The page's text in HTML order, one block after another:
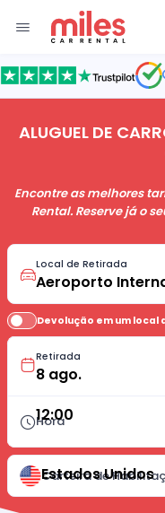
ALUGUEL DE
Encontre as melhores
Rental. Reserve já o
Local de Retirada
Devolução em um local
Retirada
Hora
12:00
Carteira de
Estados Unidos